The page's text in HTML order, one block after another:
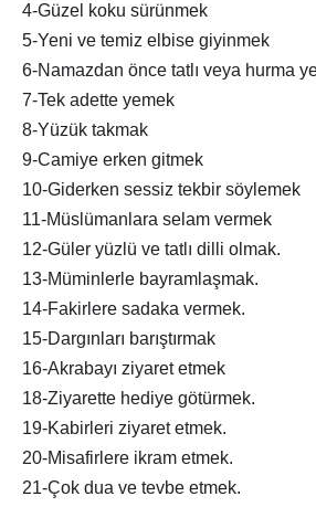
4-Güzel koku sürünmek
5-Yeni ve temiz elbise giyinmek
6-Namazdan önce tatlı veya hurma
7-Tek adette yemek
8-Yüzük takmak
9-Camiye erken gitmek
10-Giderken sessiz tekbir söylemek
11-Müslümanlara selam vermek
12-Güler yüzlü ve tatlı dilli olmak.
13-Müminlerle bayramlaşmak.
14-Fakirlere sadaka vermek.
15-Dargınları barıştırmak
16-Akrabayı ziyaret etmek
18-Ziyarette hediye götürmek.
19-Kabirleri ziyaret etmek.
20-Misafirlere ikram etmek.
21-Çok dua ve tevbe etmek.